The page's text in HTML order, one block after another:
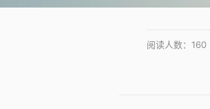
阅读人数： 160